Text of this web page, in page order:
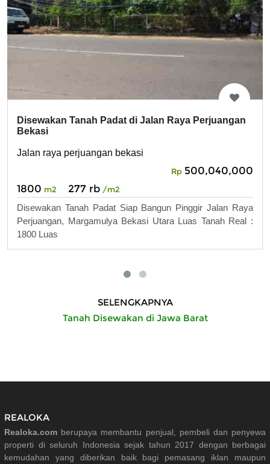
Disewakan Tanah Padat di Jalan Raya Perjuangan
Bekasi
Jalan raya perjuangan bekasi
Rp 500,040,000
1800 m2 277 rb /m2
Disewakan Tanah Padat Siap Bangun Pinggir Jalan Raya
Perjuangan, Margamulya Bekasi Utara Luas Tanah Real :
1800 Luas
SELENGKAPNYA
Tanah Disewakan di Jawa Barat
REALOKA
Realoka.com berupaya membantu penjual, pembeli dan penyewa
properti di seluruh Indonesia sejak tahun 2017 dengan berbagai
kemudahan yang diberikan baik bagi pemasang iklan maupun